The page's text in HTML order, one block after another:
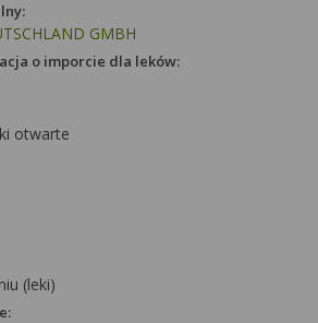
GMBH
o imporcie dla leków:
otwarte
(leki)